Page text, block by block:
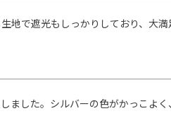
地で遮光もしっかりしており、大満
ました。シルバーの色がかっこよく